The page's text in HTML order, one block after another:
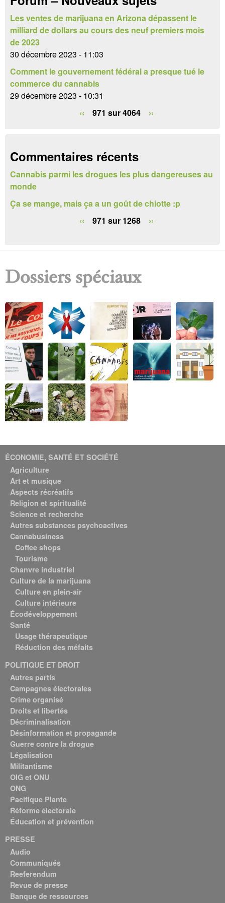
i
r
e
d
e
r
h
e
r
c
r
Les ventes de marijuana en Arizona dépassent le
milliard de dollars au cours des neuf premiers mois
de 2023
30 décembre 2023 - 11:03
Comment le gouvernement fédéral a presque tué le
commerce du cannabis
29 décembre 2023 - 10:31
‹‹
971 sur 4064 ››
Commentaires récents
Cannabis parmi les drogues les plus dangereuses au
monde
Ça se mange, mais ça a un goût de chiotte :p
‹‹
971 sur 1268 ››
Dossiers spéciaux
ÉCONOMIE, SANTÉ ET SOCIÉTÉ
Agriculture
Art et musique
Aspects récréatifs
Religion et spiritualité
Science et recherche
Autres substances psychoactives
Cannabusiness
Coffee shops
Tourisme
Chanvre industriel
Culture de la marijuana
Culture en plein-air
Culture intérieure
Écodéveloppement
Santé
Usage thérapeutique
Réduction des méfaits
POLITIQUE ET DROIT
Autres partis
Campagnes électorales
Crime organisé
Droits et libertés
Décriminalisation
Désinformation et propagande
Guerre contre la drogue
Légalisation
Militantisme
OIG et ONU
ONG
Pacifique Plante
Réforme électorale
Éducation et prévention
PRESSE
Audio
Communiqués
Reeferendum
Revue de presse
Banque de ressources